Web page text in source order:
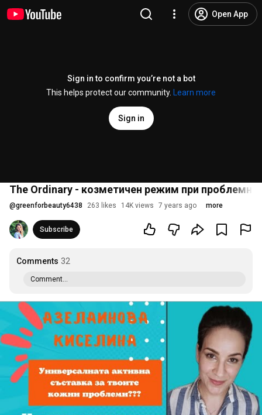
Open App
Sign in to confirm you’re not a bot
This helps protect our community.
Learn more
Sign in
The Ordinary - козметичен режим при проблемна
@greenforbeauty6438 263 likes 14K views 7 years ago more
Subscribe
Comments 32
Comment...